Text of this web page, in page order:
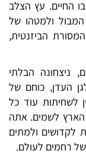
החיים. עץ הצלב
ולמטהו של
הביזנטית,
ניצחונה הבלתי
העדן, כוחם של
לשחיתות עוד כל
הארץ לשמים. אתה
לקדושים ולמתים
רחמים לעולם.